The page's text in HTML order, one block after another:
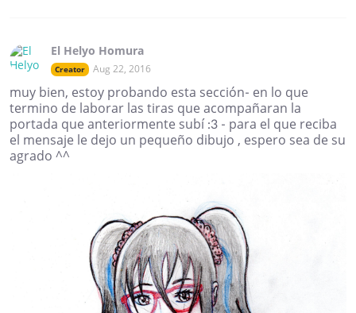
El Helyo Homura
Creator Aug 22, 2016
muy bien, estoy probando esta sección- en lo que
termino de laborar las tiras que acompañaran la
portada que anteriormente subí :3 - para el que reciba
el mensaje le dejo un pequeño dibujo , espero sea de su
agrado ^^